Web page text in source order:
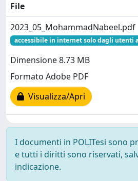
File
2023_05_MohammadNabeel.pdf
accessibile in internet solo dagli utenti
Dimensione 8.73 MB
Formato Adobe PDF
Visualizza/Apri
I documenti in POLITesi sono
e tutti i diritti sono riservati,
indicazione.